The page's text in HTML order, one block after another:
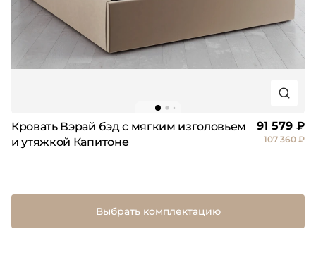
Кровать Вэрай бэд с мягким изголовьем
и утяжкой Капитоне
91 579 ₽
107 360 ₽
Выбрать комплектацию